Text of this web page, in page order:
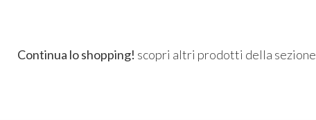
Continua lo shopping! scopri altri prodotti della sezione